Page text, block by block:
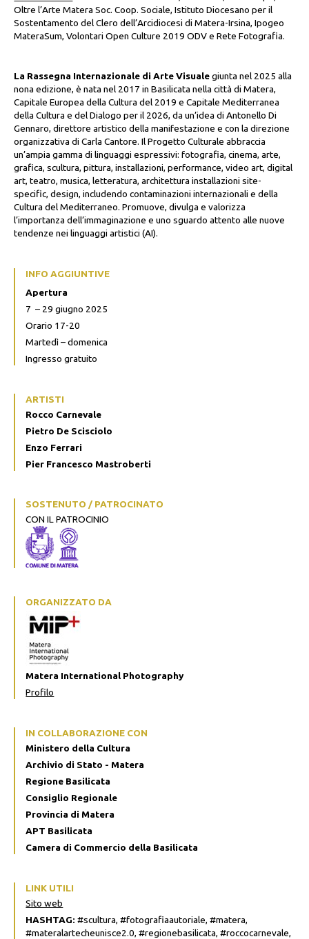
Oltre l’Arte Matera Soc. Coop. Sociale, Istituto Diocesano per il
Sostentamento del Clero dell’Arcidiocesi di Matera-Irsina, Ipogeo
MateraSum, Volontari Open Culture 2019 ODV e Rete Fotografia.
La Rassegna Internazionale di Arte Visualegiunta nel 2025 alla
nona edizione, è nata nel 2017 in Basilicata nella città di Matera,
Capitale Europea della Cultura del 2019 e Capitale Mediterranea
della Cultura e del Dialogo per il 2026, da un’idea di Antonello Di
Gennaro, direttore artistico della manifestazione e con la direzione
organizzativa di Carla Cantore. Il Progetto Culturale abbraccia
un’ampia gamma di linguaggi espressivi: fotografia, cinema, arte,
grafica, scultura, pittura, installazioni, performance, video art, digital
art, teatro, musica, letteratura, architettura installazioni site-
specific, design, includendo contaminazioni internazionali e della
Cultura del Mediterraneo. Promuove, divulga e valorizza
l’importanza dell’immaginazione e uno sguardo attento alle nuove
tendenze nei linguaggi artistici (AI).
INFO AGGIUNTIVE
Apertura
7 – 29 giugno 2025
Orario 17-20
Martedì – domenica
Ingresso gratuito
ARTISTI
Rocco Carnevale
Pietro De Scisciolo
Enzo Ferrari
Pier Francesco Mastroberti
SOSTENUTO / PATROCINATO
CON IL PATROCINIO
ORGANIZZATO DA
Matera International Photography
Profilo
IN COLLABORAZIONE CON
Ministero della Cultura
Archivio di Stato - Matera
Regione Basilicata
Consiglio Regionale
Provincia di Matera
APT Basilicata
Camera di Commercio della Basilicata
LINK UTILI
Sito web
HASHTAG: #scultura, #fotografiaautoriale, #matera,
#materalartecheunisce2.0, #regionebasilicata, #roccocarnevale,